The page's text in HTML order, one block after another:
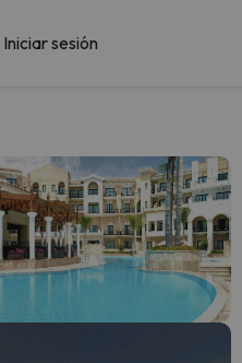
Iniciar sesión